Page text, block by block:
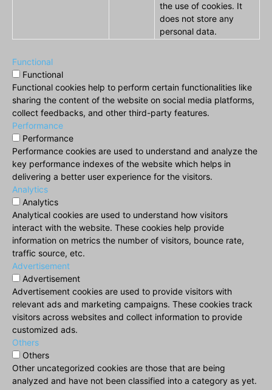
the use of cookies. It
does not store any
personal data.
Functional
Functional
Functional cookies help to perform certain functionalities like
sharing the content of the website on social media platforms,
collect feedbacks, and other third-party features.
Performance
Performance
Performance cookies are used to understand and analyze the
key performance indexes of the website which helps in
delivering a better user experience for the visitors.
Analytics
Analytics
Analytical cookies are used to understand how visitors
interact with the website. These cookies help provide
information on metrics the number of visitors, bounce rate,
traffic source, etc.
Advertisement
Advertisement
Advertisement cookies are used to provide visitors with
relevant ads and marketing campaigns. These cookies track
visitors across websites and collect information to provide
customized ads.
Others
Others
Other uncategorized cookies are those that are being
analyzed and have not been classified into a category as yet.